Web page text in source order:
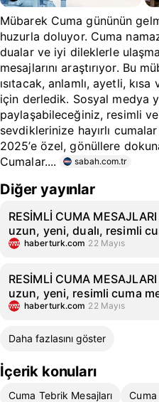
Mübarek Cuma gününün
huzurla doluyor. Cuma
dualar ve iyi dileklerle
mesajlarını araştırıyor. Bu
ısıtacak, anlamlı, ayetli,
için derledik. Sosyal medya
paylaşabileceğiniz, resimli
sevdiklerinize hayırlı
2025’e özel, gönüllere
Cumalar....
sabah.com.tr
Diğer yayınlar
RESİMLİ CUMA
uzun, yeni, dualı, resimli
haberturk.com 22 Mayıs
RESİMLİ CUMA
uzun, yeni, resimli cuma
haberturk.com 22 Mayıs
Daha fazlasını göster
İçerik konuları
Cuma Tebrik Mesajları Cuma